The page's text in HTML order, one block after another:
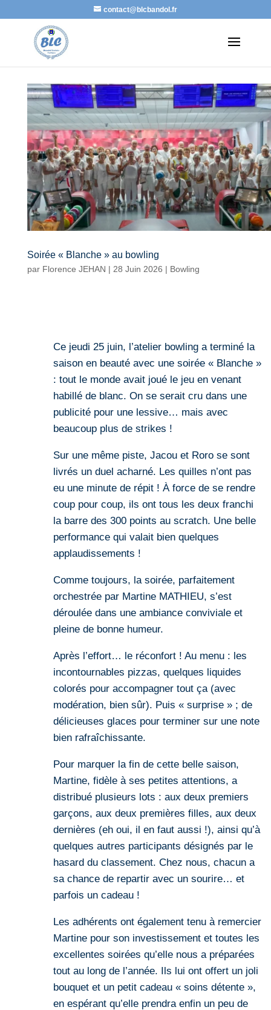
contact@blcbandol.fr
Soirée « Blanche » au bowling
par Florence JEHAN | 28 Juin 2026 | Bowling
Ce jeudi 25 juin, l’atelier bowling a terminé la
saison en beauté avec une soirée « Blanche »
: tout le monde avait joué le jeu en venant
habillé de blanc. On se serait cru dans une
publicité pour une lessive… mais avec
beaucoup plus de strikes !
Sur une même piste, Jacou et Roro se sont
livrés un duel acharné. Les quilles n’ont pas
eu une minute de répit ! À force de se rendre
coup pour coup, ils ont tous les deux franchi
la barre des 300 points au scratch. Une belle
performance qui valait bien quelques
applaudissements !
Comme toujours, la soirée, parfaitement
orchestrée par Martine MATHIEU, s’est
déroulée dans une ambiance conviviale et
pleine de bonne humeur.
Après l’effort… le réconfort ! Au menu : les
incontournables pizzas, quelques liquides
colorés pour accompagner tout ça (avec
modération, bien sûr). Puis « surprise » ; de
délicieuses glaces pour terminer sur une note
bien rafraîchissante.
Pour marquer la fin de cette belle saison,
Martine, fidèle à ses petites attentions, a
distribué plusieurs lots : aux deux premiers
garçons, aux deux premières filles, aux deux
dernières (eh oui, il en faut aussi !), ainsi qu’à
quelques autres participants désignés par le
hasard du classement. Chez nous, chacun a
sa chance de repartir avec un sourire… et
parfois un cadeau !
Les adhérents ont également tenu à remercier
Martine pour son investissement et toutes les
excellentes soirées qu’elle nous a préparées
tout au long de l’année. Ils lui ont offert un joli
bouquet et un petit cadeau « soins détente »,
en espérant qu’elle prendra enfin un peu de